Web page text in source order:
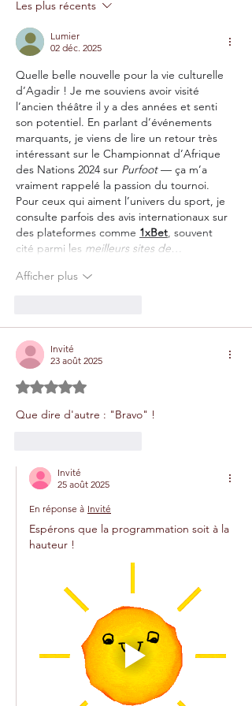
Les plus récents
Lumier
02 déc. 2025
Quelle belle nouvelle pour la vie culturelle
d’Agadir ! Je me souviens avoir visité
l’ancien théâtre il y a des années et senti
son potentiel. En parlant d’événements
marquants, je viens de lire un retour très
intéressant sur le Championnat d’Afrique
des Nations 2024 sur Purfoot — ça m’a
vraiment rappelé la passion du tournoi.
Pour ceux qui aiment l’univers du sport, je
consulte parfois des avis internationaux sur
des plateformes comme 1xBet, souvent
cité parmi les meilleurs sites de…
Afficher plus
Invité
23 août 2025
Noté 5 étoiles sur 5.
Que dire d'autre : "Bravo" !
Invité
25 août 2025
En réponse à Invité
Espérons que la programmation soit à la
hauteur !